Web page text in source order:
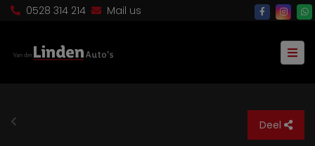
0528 314 214 Mail us
Deel